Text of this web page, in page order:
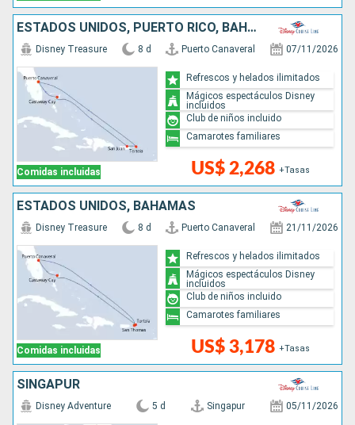
ESTADOS UNIDOS, PUERTO RICO, BAHAMAS
Comidas incluidas
Disney Treasure 8 d Puerto Canaveral 07/11/2026
US$ 2,268 +Tasas
Refrescos y helados ilimitados
Mágicos espectáculos Disney
incluidos
Club de niños incluido
Camarotes familiares
ESTADOS UNIDOS, BAHAMAS
Comidas incluidas
Disney Treasure 8 d Puerto Canaveral 21/11/2026
US$ 3,178 +Tasas
Refrescos y helados ilimitados
Mágicos espectáculos Disney
incluidos
Club de niños incluido
Camarotes familiares
SINGAPUR
Disney Adventure 5 d Singapur 05/11/2026